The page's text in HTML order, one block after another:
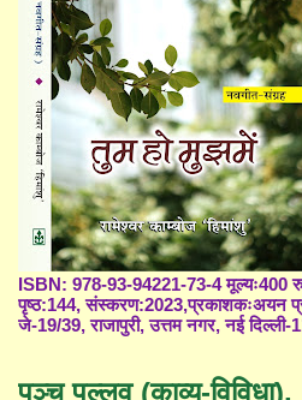
ISBN: 978-93-94221-73-4 मूल्यः400
पृष्ठ:144, संस्करण:2023,प्रकाशकःअयन
जे-19/39, राजापुरी, उत्तम नगर, नई दिल्ली-
पञ्च पल्लव (काव्य-विविधा),